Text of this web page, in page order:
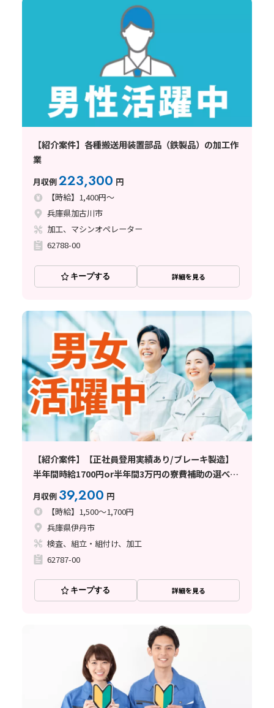
【紹介案件】各種搬送用装置部品（鉄製品）の加工作
業
月収例223,300 円
【時給】1,400円～
兵庫県加古川市
加工、マシンオペレーター
62788-00
キープする 詳細を見る
【紹介案件】【正社員登用実績あり/ブレーキ製造】
半年間時給1700円or半年間3万円の寮費補助の選べる
特典/2交替/兵庫県伊丹市昆陽北昆陽北/シフト制/即入
寮可/お仕事満足度85％/面接時内定O
月収例 39,200 円
【時給】1,500～1,700円
兵庫県伊丹市
検査、組立・組付け、加工
62787-00
キープする 詳細を見る